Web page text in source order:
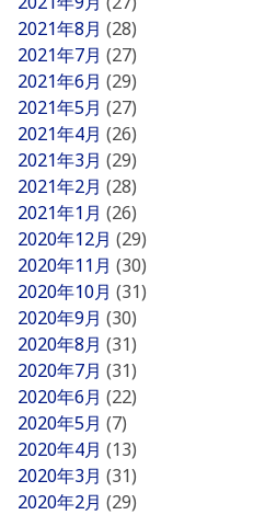
2021年8月 (28)
2021年7月 (27)
2021年6月 (29)
2021年5月 (27)
2021年4月 (26)
2021年3月 (29)
2021年2月 (28)
2021年1月 (26)
2020年12月 (29)
2020年11月 (30)
2020年10月 (31)
2020年9月 (30)
2020年8月 (31)
2020年7月 (31)
2020年6月 (22)
2020年5月 (7)
2020年4月 (13)
2020年3月 (31)
2020年2月 (29)